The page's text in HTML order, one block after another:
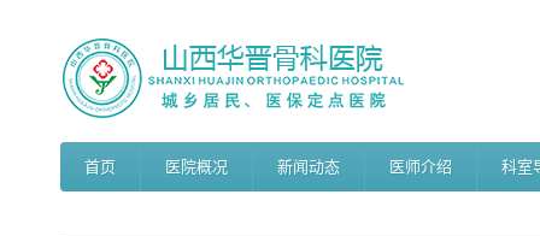
首页 医院概况 新闻动态 医师介绍 科室